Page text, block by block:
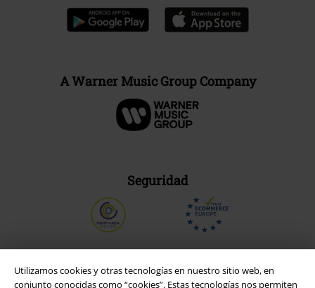
Utilizamos cookies y otras tecnologías en nuestro sitio web, en
conjunto conocidas como “cookies”. Estas tecnologías nos permiten
A Warner Music Group Company
Seguridad